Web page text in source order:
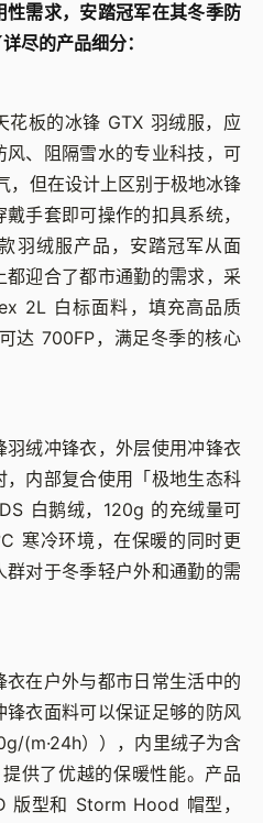
需求，安踏冠军在其冬季防
尽的产品细分：
花板的冰锋 GTX 羽绒服，应
、阻隔雪水的专业科技，可
，但在设计上区别于极地冰锋
手套即可操作的扣具系统，
羽绒服产品，安踏冠军从面
迎合了都市通勤的需求，采
2L 白标面料，填充高品质
达 700FP，满足冬季的核心
绒冲锋衣，外层使用冲锋衣
内部复合使用「极地生态科
白鹅绒，120g 的充绒量可
寒冷环境，在保暖的同时更
对于冬季轻户外和通勤的需
在户外与都市日常生活中的
衣面料可以保证足够的防风
(m·24h）），内里绒子为含
供了优越的保暖性能。产品
版型和 Storm Hood 帽型，